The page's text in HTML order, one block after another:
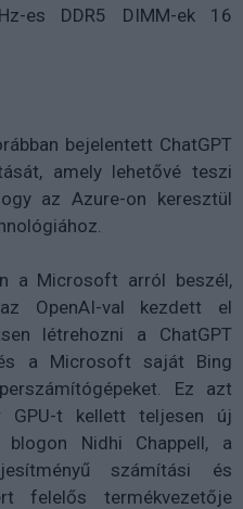
es DDR5 DIMM-ek 16
bejelentett ChatGPT
amely lehetővé teszi
az Azure-on keresztül
a Microsoft arról beszél,
OpenAI-val kezdett el
létrehozni a ChatGPT
a Microsoft saját Bing
Ez azt
GPU-t kellett teljesen új
Nidhi Chappell, a
számítási és
felelős termékvezetője